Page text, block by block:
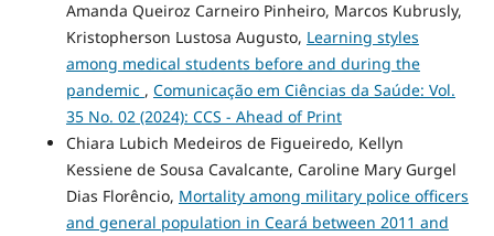
Amanda Queiroz Carneiro Pinheiro, Marcos Kubrusly,
Kristopherson Lustosa Augusto, Learning styles
among medical students before and during the
pandemic , Comunicação em Ciências da Saúde: Vol.
35 No. 02 (2024): CCS - Ahead of Print
Chiara Lubich Medeiros de Figueiredo, Kellyn
Kessiene de Sousa Cavalcante, Caroline Mary Gurgel
Dias Florêncio, Mortality among military police officers
and general population in Ceará between 2011 and